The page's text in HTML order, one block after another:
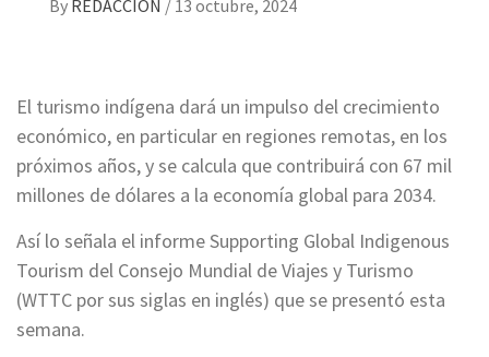
By REDACCION / 13 octubre, 2024
El turismo indígena dará un impulso del crecimiento
económico, en particular en regiones remotas, en los
próximos años, y se calcula que contribuirá con 67 mil
millones de dólares a la economía global para 2034.
Así lo señala el informe Supporting Global Indigenous
Tourism del Consejo Mundial de Viajes y Turismo
(WTTC por sus siglas en inglés) que se presentó esta
semana.